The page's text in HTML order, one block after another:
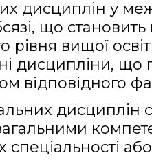
дисциплін у
що становить
вищої
дисципліни, що
відповідного
дисциплін